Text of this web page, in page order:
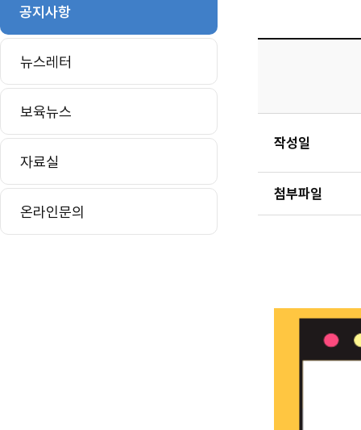
공지사항
뉴스레터
보육뉴스
자료실
온라인문의
작성일
첨부파일